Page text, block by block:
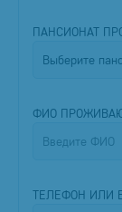
ПАНСИОНАТ
ФИО
ТЕЛЕФОН ИЛИ